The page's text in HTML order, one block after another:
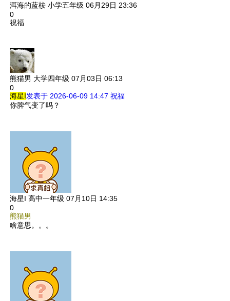
洱海的蓝桉 小学五年级 06月29日 23:36
0
祝福
熊猫男 大学四年级 07月03日 06:13
0
海星I发表于 2026-06-09 14:47 祝福
你脾气变了吗？
海星I 高中一年级 07月10日 14:35
0
熊猫男
啥意思。。。